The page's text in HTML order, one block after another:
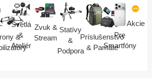
&
Svetlá
&
Ateliér
Zvuk &
Stream
Statívy
&
Podpora
Príslušenstvo
& Pamäte
Pre
Smartfóny
Akcie